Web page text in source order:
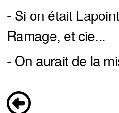
- Si on était
Ramage, et cie...
- On aurait de la